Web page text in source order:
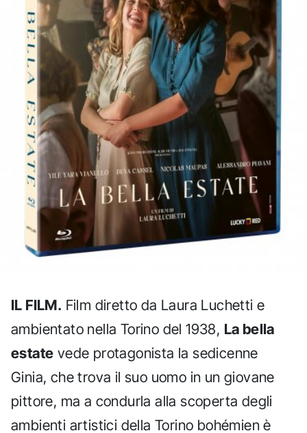
IL FILM. Film diretto da Laura Luchetti e
ambientato nella Torino del 1938, La bella
estate vede protagonista la sedicenne
Ginia, che trova il suo uomo in un giovane
pittore, ma a condurla alla scoperta degli
ambienti artistici della Torino bohémien è